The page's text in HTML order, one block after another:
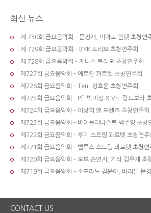
최신 뉴스
제 730회 금요음악회 – 문정재, 피아노 퀸텟 초청연
제 729회 금요음악회 – BYK 트리오 초청연주회
제 728회 금요음악회 – 제니스 트리오 초청연주회
제727회 금요음악회 – 에르완 콰르텟 초청연주회
제726회 금요음악회 – Ten. 정호윤 초청연주회
제725회 금요음악회 – Pf. 박미정 & Vn. 강드보라
제724회 금요음악회 – 이상희 앤 프랜즈 초청연주회
제723회 금요음악회 – 바이올리니스트 백주영 초청
제722회 금요음악회 – 루메 스트링 콰르텟 초청연주
제721회 금요음악회 – 벨루스 스트링 콰르텟 초청연
제720회 금요음악회 – 오보 손연지, 기타 김우재 초
제719회 금요음악회 – 소프라노 김윤아, 바리톤 문
CONTACT US